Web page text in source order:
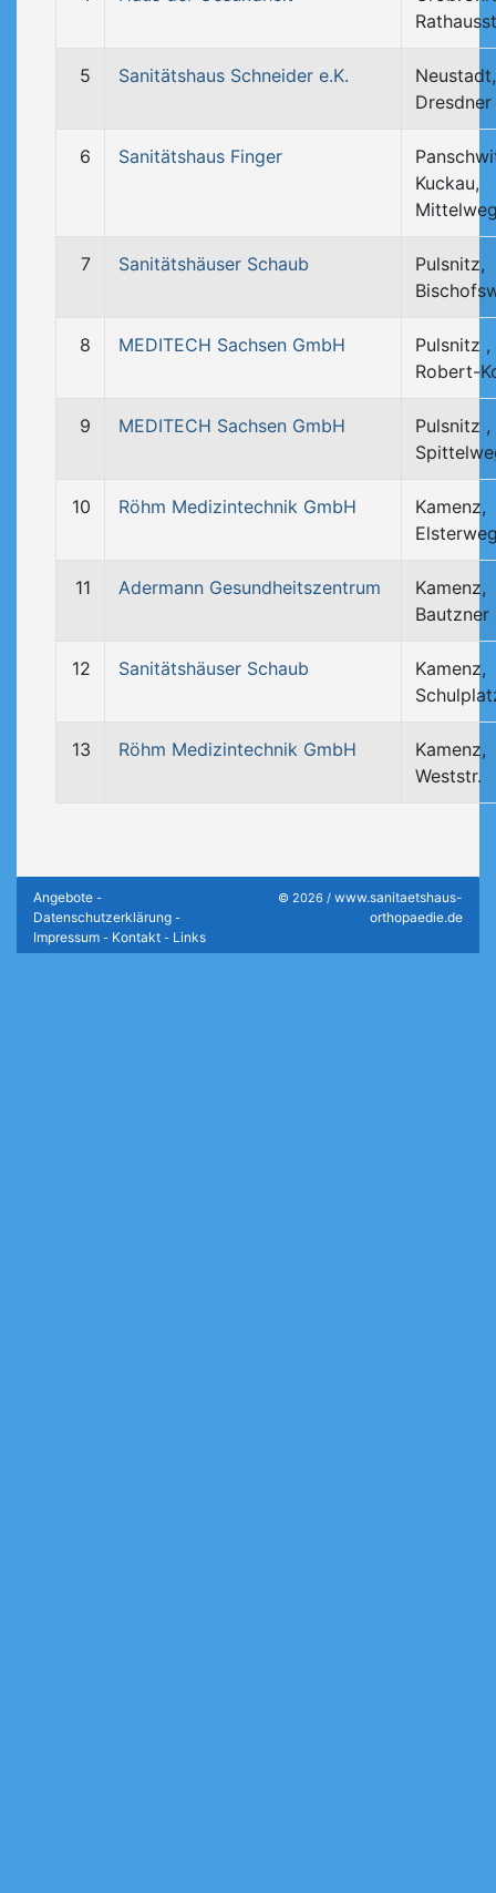
5 Sanitätshaus Schneider e.K.
Neustadt,
Dresdner
6 Sanitätshaus Finger
Kuckau,
7 Sanitätshäuser Schaub
Pulsnitz,
8 MEDITECH Sachsen GmbH
Pulsnitz ,
Robert-
9 MEDITECH Sachsen GmbH
Pulsnitz ,
10 Röhm Medizintechnik GmbH
Kamenz,
11 Adermann Gesundheitszentrum
Kamenz,
Bautzner
12 Sanitätshäuser Schaub
Kamenz,
13 Röhm Medizintechnik GmbH
Kamenz,
Weststr.
Angebote -
Datenschutzerklärung -
Impressum - Kontakt - Links
© 2026 / www.sanitaetshaus-
orthopaedie.de